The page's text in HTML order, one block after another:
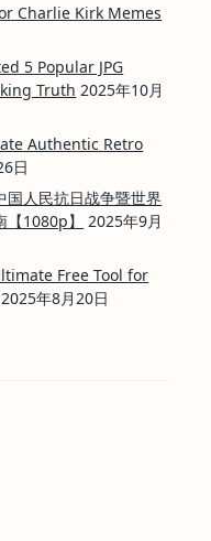
Charlie Kirk Memes
5 Popular JPG
Truth 2025年10月
Authentic Retro
日
人民抗日战争暨世界
1080p】
2025年9月
Free Tool for
2025年8月20日